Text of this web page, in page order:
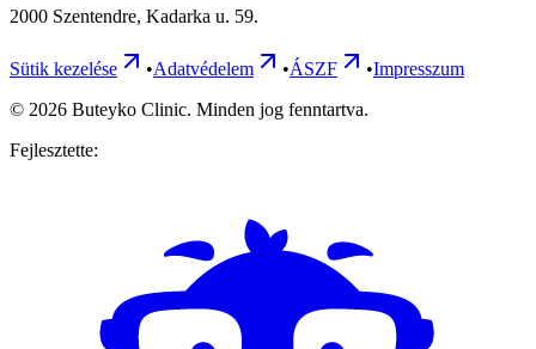
2000 Szentendre, Kadarka u. 59.
Sütik kezelése •Adatvédelem •ÁSZF •Impresszum
© 2026 Buteyko Clinic. Minden jog fenntartva.
Fejlesztette: